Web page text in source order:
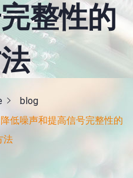
整性的
blog
低噪声和提高信号完整性的
法